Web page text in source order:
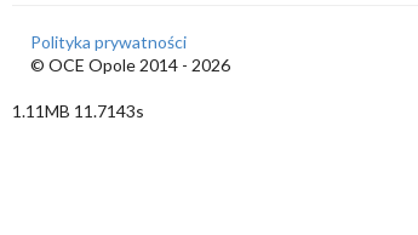
Polityka prywatności
© OCE Opole 2014 - 2026
1.11MB 11.7143s